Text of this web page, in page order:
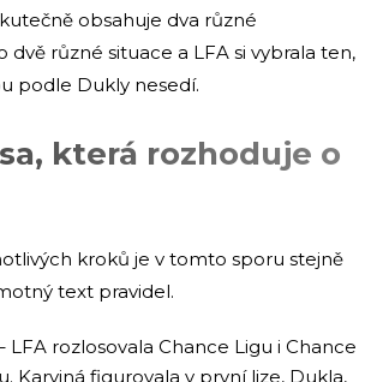
obsahuje dva různé
dvě různé situace a LFA si vybrala ten,
podle Dukly nesedí.
která rozhoduje o
kroků je v tomto sporu stejně
text pravidel.
LFA rozlosovala Chance Ligu i Chance
Karviná figurovala v první lize, Dukla,